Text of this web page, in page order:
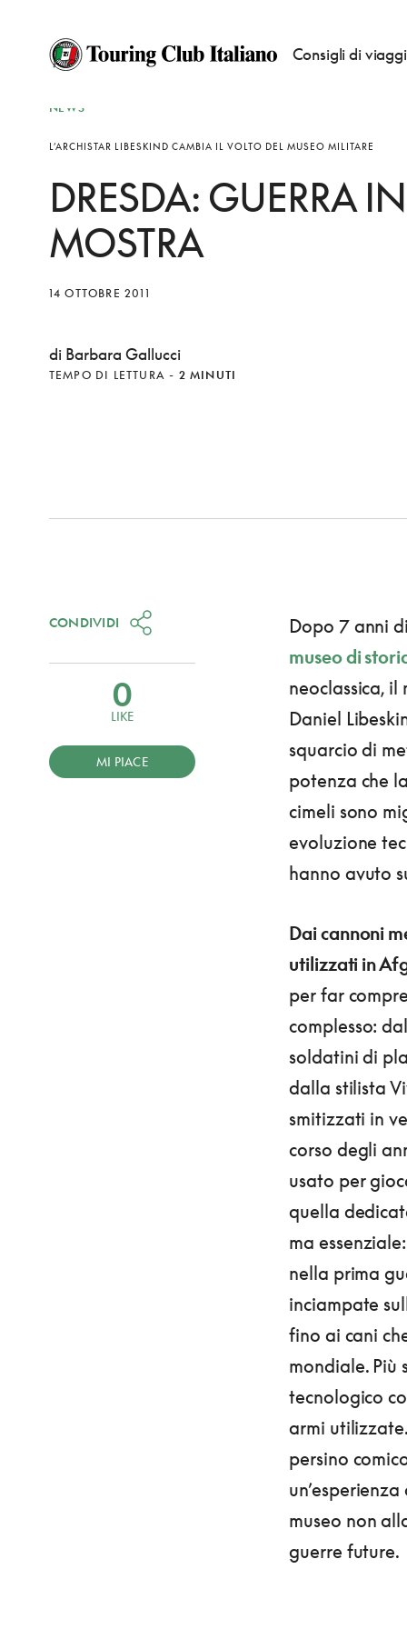
Consigli di
NEWS
L’ARCHISTAR LIBESKIND CAMBIA IL VOLTO DEL MUSEO MILITARE
DRESDA: GUERRA IN
MOSTRA
14 OTTOBRE 2011
di Barbara Gallucci
TEMPO DI LETTURA - 2 MINUTI
Dopo 7 anni
museo di
neoclassica,
Daniel
squarcio di
potenza che
cimeli sono
evoluzione
hanno avuto
Dai cannoni
utilizzati in
per far
complesso:
soldatini di
dalla stilista
smitizzati in
corso degli
usato per
quella
ma
nella prima
inciampate
fino ai cani
mondiale. Più
tecnologico
armi
persino
museo non
guerre future.
CONDIVIDI
0
LIKE
MI PIACE